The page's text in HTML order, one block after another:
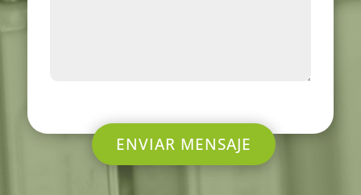
ENVIAR MENSAJE